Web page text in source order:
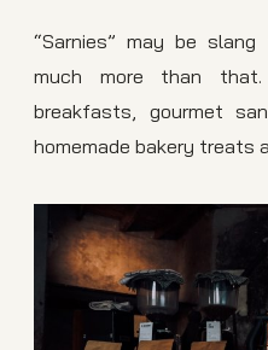
“Sarnies” may be
much more than
breakfasts, gourmet
homemade bakery treats